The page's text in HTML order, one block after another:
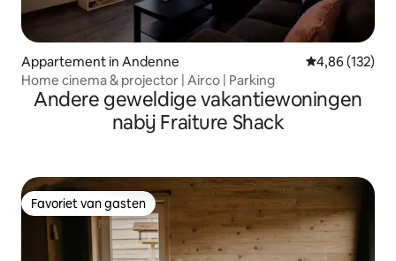
Appartement in Andenne Gemiddelde
4,86 (132)
Home cinema & projector | Airco | Parking
Andere geweldige vakantiewoningen
nabij Fraiture Shack
Favoriet van gasten
Favoriet van gasten